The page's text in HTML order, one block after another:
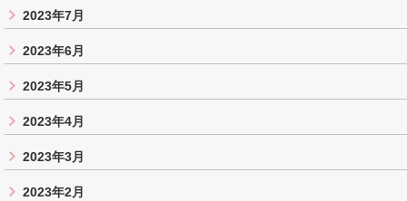
2023年7月
2023年6月
2023年5月
2023年4月
2023年3月
2023年2月